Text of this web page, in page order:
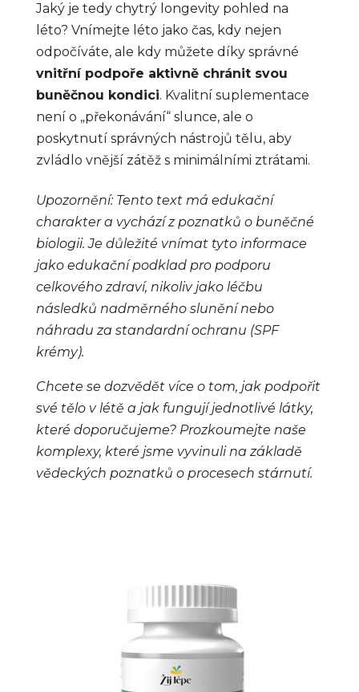
Jaký je tedy chytrý longevity pohled na
léto? Vnímejte léto jako čas, kdy nejen
odpočíváte, ale kdy můžete díky správné
vnitřní podpoře aktivně chránit svou
buněčnou kondici. Kvalitní suplementace
není o „překonávání“ slunce, ale o
poskytnutí správných nástrojů tělu, aby
zvládlo vnější zátěž s minimálními ztrátami.
Upozornění: Tento text má edukační
charakter a vychází z poznatků o buněčné
biologii. Je důležité vnímat tyto informace
jako edukační podklad pro podporu
celkového zdraví, nikoliv jako léčbu
následků nadměrného slunění nebo
náhradu za standardní ochranu (SPF
krémy).
Chcete se dozvědět více o tom, jak podpořit
své tělo v létě a jak fungují jednotlivé látky,
které doporučujeme? Prozkoumejte naše
komplexy, které jsme vyvinuli na základě
vědeckých poznatků o procesech stárnutí.